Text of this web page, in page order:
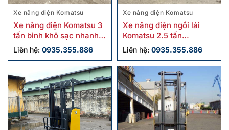
Xe nâng điện Komatsu
Xe nâng điện Komatsu 3
tấn bình khô sạc nhanh
FE30-1 cũ
Liên hệ: 0935.355.886
Xe nâng điện Komatsu
Xe nâng điện ngồi lái
Komatsu 2.5 tấn
FB25EX-11 cũ
Liên hệ: 0935.355.886